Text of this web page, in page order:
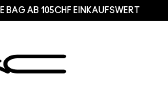
BAG AB 105CHF EINKAUFSWERT​